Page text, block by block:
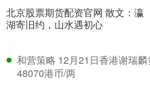
北京股票期货配资官网 散文：瀛
湖寄旧约，山水遇初心
和营策略 12月21日香港谢瑞
48070港币/两